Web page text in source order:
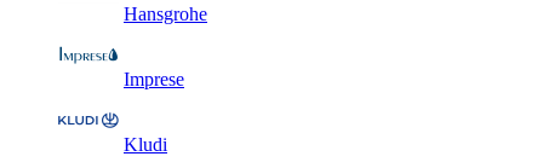
Hansgrohe
Imprese
Kludi